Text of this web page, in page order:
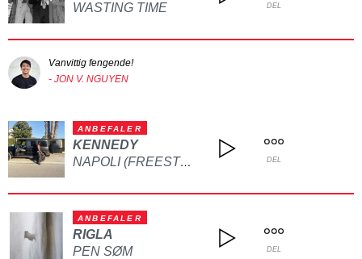
WASTING TIME
DEL
Vanvittig fengende!
- JON V. NGUYEN
ANBEFALER
KENNEDY
NAPOLI (FREESTYLE) DEL
ANBEFALER
RIGLA
PEN SØM
DEL